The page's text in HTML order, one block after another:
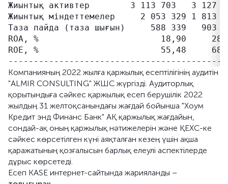
Жиынтық активтер        3 113 703   3 127
Жиынтық міндеттемелер     2 053 329 1 813
Таза пайда (таза шығын)     588 339   903
ROA, %                        18,90
ROE, %                        55,48
Компанияның 2022 жылға қаржылық есептілігінің аудитін
"ALMIR CONSULTING" ЖШС жүргізді. Аудиторлық
қорытындыға сәйкес қаржылық есеп берушілік 2022
жылдың 31 желтоқсанындағы жағдай бойынша "Хоум
Кредит энд Финанс Банк" АҚ қаржылық жағдайын,
сондай-ақ оның қаржылық нәтижелерін және ҚЕХС-ке
сәйкес көрсетілген күні аяқталған кезең үшін ақша
қаражатының қозғалысын барлық елеулі аспектілерде
дұрыс көрсетеді.
Есеп KASE интернет-сайтында жарияланды –